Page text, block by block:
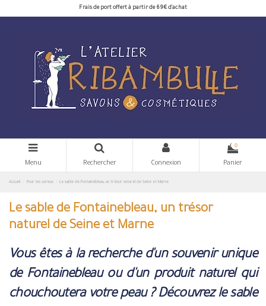
Frais de port offert à partir de 69€ d'achat
Menu Rechercher Connexion
0
Panier
Accueil Pour les curieux Le sable de Fontainebleau, un trésor naturel de Seine et Marne
Le sable de Fontainebleau, un trésor
naturel de Seine et Marne
Vous êtes à la recherche d'un souvenir unique
de Fontainebleau ou d'un produit naturel qui
chouchoutera votre peau ? Découvrez le sable